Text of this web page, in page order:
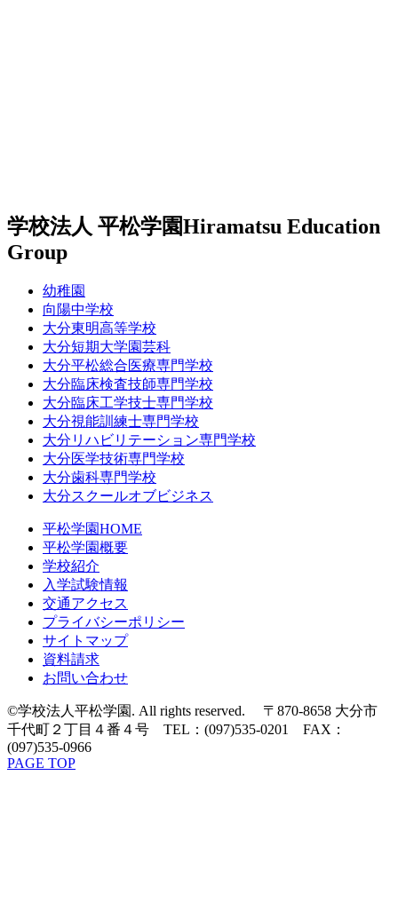
学校法人 平松学園Hiramatsu Education
Group
幼稚園
向陽中学校
大分東明高等学校
大分短期大学園芸科
大分平松総合医療専門学校
大分臨床検査技師専門学校
大分臨床工学技士専門学校
大分視能訓練士専門学校
大分リハビリテーション専門学校
大分医学技術専門学校
大分歯科専門学校
大分スクールオブビジネス
平松学園HOME
平松学園概要
学校紹介
入学試験情報
交通アクセス
プライバシーポリシー
サイトマップ
資料請求
お問い合わせ
©学校法人平松学園. All rights reserved. 〒870-8658 大分市
千代町２丁目４番４号 TEL：(097)535-0201 FAX：
(097)535-0966
PAGE TOP